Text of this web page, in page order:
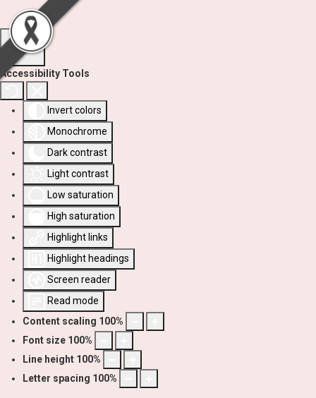
Accessibility Tools
Invert colors
Monochrome
Dark contrast
Light contrast
Low saturation
High saturation
Highlight links
Highlight headings
Screen reader
Read mode
Content scaling 100%
Font size 100%
Line height 100%
Letter spacing 100%